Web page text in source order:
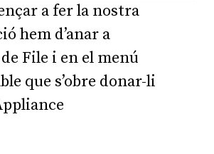
a fer la nostra
hem d’anar a
File i en el menú
que s’obre donar-li